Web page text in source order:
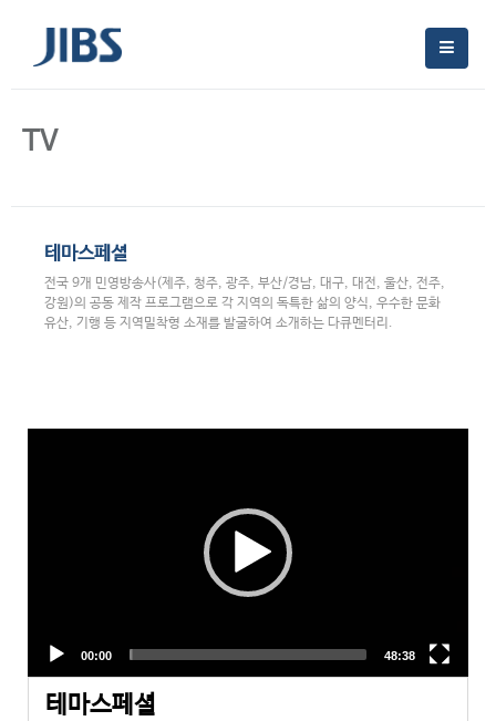
TV
테마스페셜
전국 9개 민영방송사(제주, 청주, 광주, 부산/경남, 대구, 대전, 울산, 전주,
강원)의 공동 제작 프로그램으로 각 지역의 독특한 삶의 양식, 우수한 문화
유산, 기행 등 지역밀착형 소재를 발굴하여 소개하는 다큐멘터리.
테마스페셜